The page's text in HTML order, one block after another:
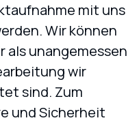
mit uns
Wir können
als unangemessen
wir
sind. Zum
und Sicherheit